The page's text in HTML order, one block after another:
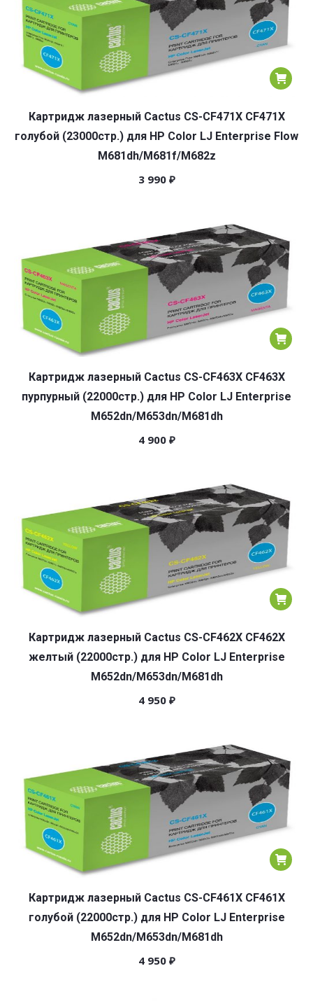
Картридж лазерный Cactus CS-CF471X CF471X
голубой (23000стр.) для HP Color LJ Enterprise Flow
M681dh/M681f/M682z
3 990 ₽
Картридж лазерный Cactus CS-CF463X CF463X
пурпурный (22000стр.) для HP Color LJ Enterprise
M652dn/M653dn/M681dh
4 900 ₽
Картридж лазерный Cactus CS-CF462X CF462X
желтый (22000стр.) для HP Color LJ Enterprise
M652dn/M653dn/M681dh
4 950 ₽
Картридж лазерный Cactus CS-CF461X CF461X
голубой (22000стр.) для HP Color LJ Enterprise
M652dn/M653dn/M681dh
4 950 ₽